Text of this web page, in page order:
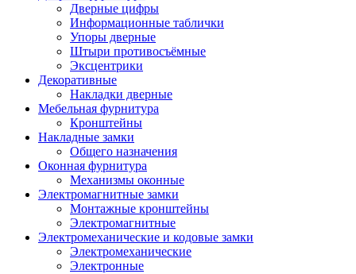
Дверные цифры
Информационные таблички
Упоры дверные
Штыри противосъёмные
Эксцентрики
Декоративные
Накладки дверные
Мебельная фурнитура
Кронштейны
Накладные замки
Общего назначения
Оконная фурнитура
Механизмы оконные
Электромагнитные замки
Монтажные кронштейны
Электромагнитные
Электромеханические и кодовые замки
Электромеханические
Электронные